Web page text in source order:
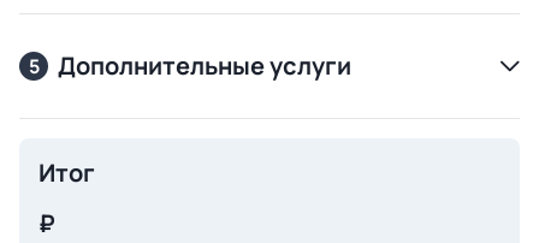
5 Дополнительные услуги
Итог
₽